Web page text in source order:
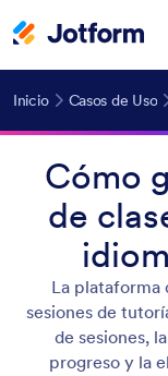
Inicio Casos de Uso
Cómo
de
La plataforma
sesiones de
de sesiones,
progreso y la